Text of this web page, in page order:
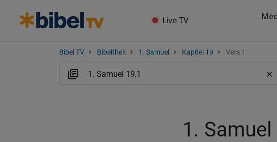
Live TV
Bibel TV Bibelthek 1. Samuel Kapitel 19 Vers 1
1. Samuel